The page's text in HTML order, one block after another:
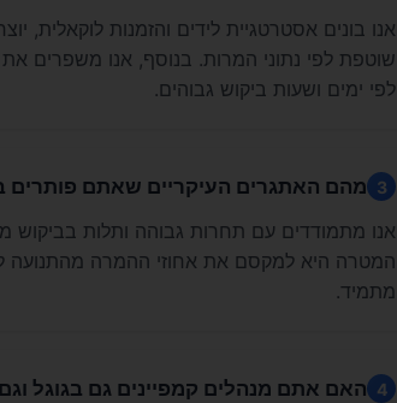
אנו בונים אסטרטגיית לידים והזמנות לוקאלית,
שוטפת לפי נתוני המרות. בנוסף, אנו משפרים
לפי ימים ושעות ביקוש גבוהים.
3 מהם האתגרים העיקריים שאתם פותרים
אנו מתמודדים עם תחרות גבוהה ותלות בביקוש
המטרה היא למקסם את אחוזי ההמרה מהתנועה
מתמיד.
4 האם אתם מנהלים קמפיינים גם בגוגל